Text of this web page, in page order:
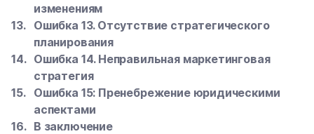
изменениям
Ошибка 13. Отсутствие стратегического
планирования
Ошибка 14. Неправильная маркетинговая
стратегия
Ошибка 15: Пренебрежение юридическими
аспектами
В заключение